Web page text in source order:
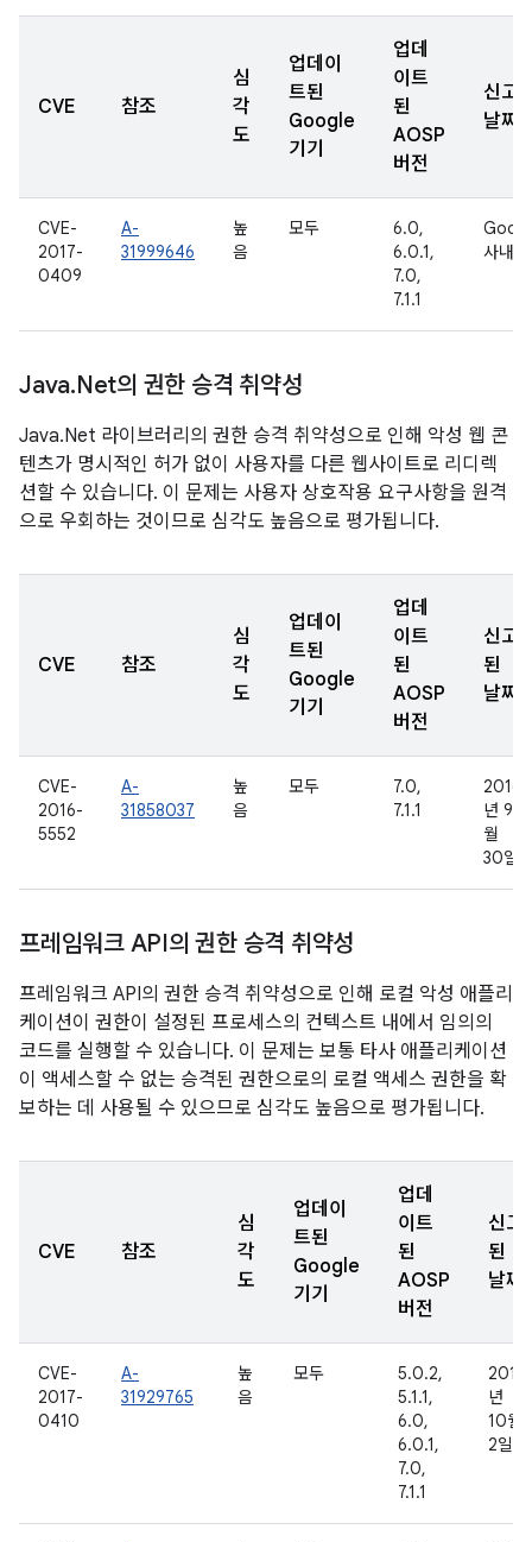
CVE 참조
심
각
도
업데이
트된
Google
기기
업데
이트
된
AOSP
버전
신고
날짜
CVE-
2017-
0409
A-
31999646
높
음
모두
6.0,
6.0.1,
7.0,
7.1.1
사내용
Java.Net의 권한 승격 취약성
Java.Net 라이브러리의 권한 승격 취약성으로 인해 악성 웹 콘
텐츠가 명시적인 허가 없이 사용자를 다른 웹사이트로 리디렉
션할 수 있습니다. 이 문제는 사용자 상호작용 요구사항을 원격
으로 우회하는 것이므로 심각도 높음으로 평가됩니다.
CVE 참조
심
각
도
업데이
트된
Google
기기
업데
이트
된
AOSP
버전
신고
된
날짜
CVE-
2016-
5552
A-
31858037
높
음
모두
7.0,
7.1.1
2016
년 9
월
30일
프레임워크 API의 권한 승격 취약성
프레임워크 API의 권한 승격 취약성으로 인해 로컬 악성 애플리
케이션이 권한이 설정된 프로세스의 컨텍스트 내에서 임의의
코드를 실행할 수 있습니다. 이 문제는 보통 타사 애플리케이션
이 액세스할 수 없는 승격된 권한으로의 로컬 액세스 권한을 확
보하는 데 사용될 수 있으므로 심각도 높음으로 평가됩니다.
CVE 참조
심
각
도
업데이
트된
Google
기기
업데
이트
된
AOSP
버전
신고
된
날짜
CVE-
2017-
0410
A-
31929765
높
음
모두
5.0.2,
5.1.1,
6.0,
6.0.1,
7.0,
7.1.1
2016
년
10월
2일